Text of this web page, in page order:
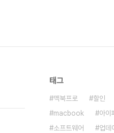
태그
맥북프로 할인
macbook
아이
소프트웨어
업데